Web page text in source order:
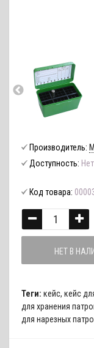
Производитель:
Доступность:
Код товара:
НЕТ В
Теги: кейс, кейс
для хранения
для нарезных